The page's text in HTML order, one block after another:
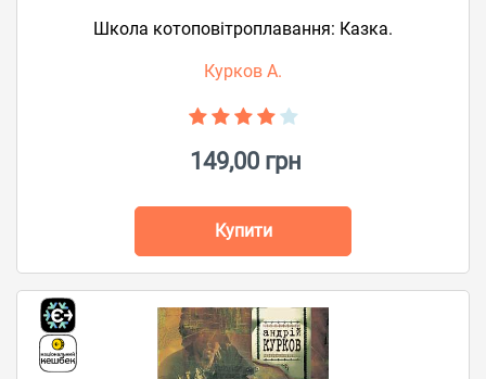
Школа котоповітроплавання: Казка.
Курков А.
149,00 грн
Купити